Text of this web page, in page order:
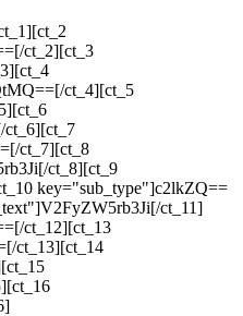
ct_2][ct_3
ct_4][ct_5
ct_7][ct_8
ct_8][ct_9
key="sub_type"]c2lkZQ==
ct_11]
ct_12][ct_13
ct_13][ct_14